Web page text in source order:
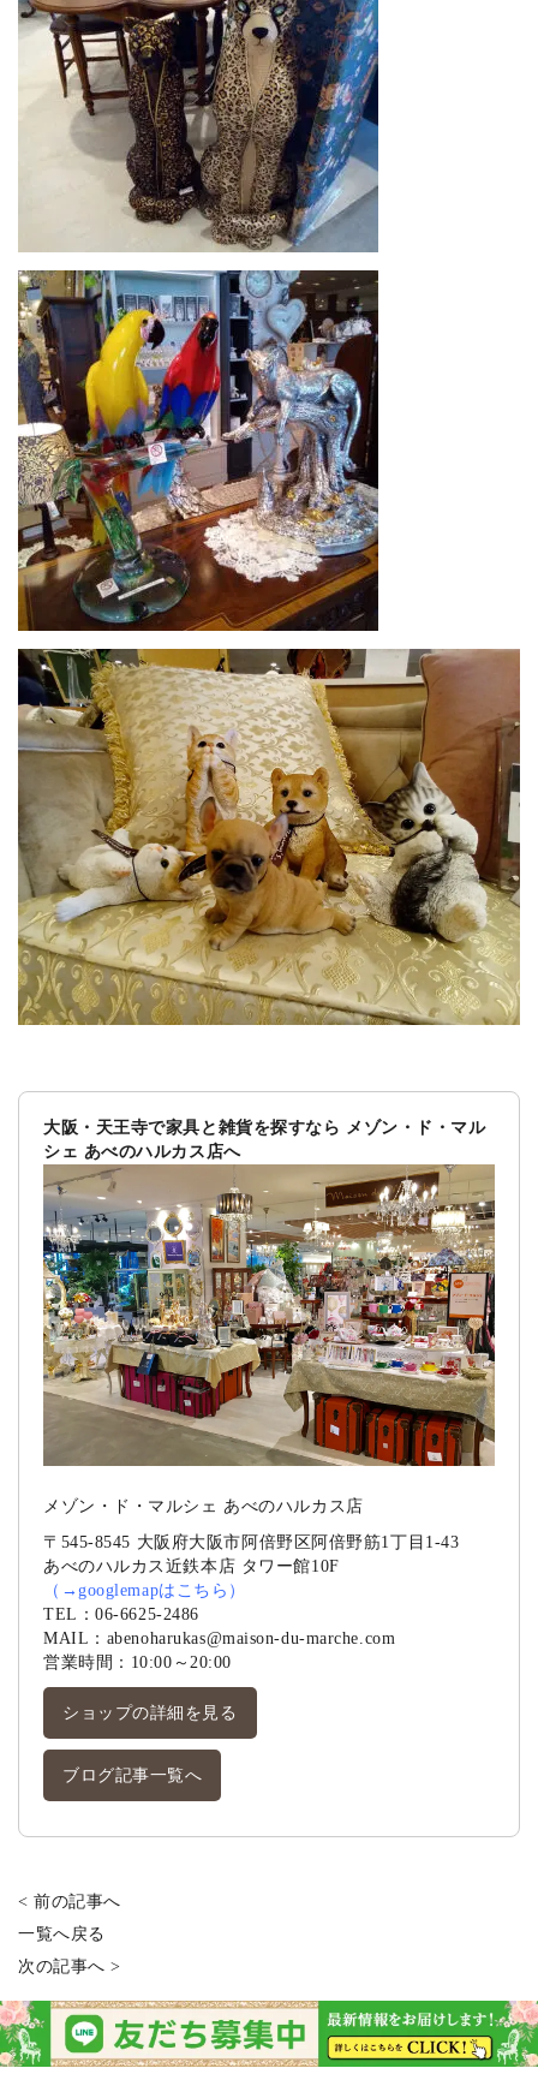
大阪・天王寺で家具と雑貨を探すなら メゾン・ド・マル
シェ あべのハルカス店へ
メゾン・ド・マルシェ あべのハルカス店
〒545-8545 大阪府大阪市阿倍野区阿倍野筋1丁目1-43
あべのハルカス近鉄本店 タワー館10F
（ →googlemapはこちら ）
TEL：06-6625-2486
MAIL： abenoharukas@maison-du-marche.com
営業時間：10:00～20:00
ショップの詳細を見る
ブログ記事一覧へ
< 前の記事へ
一覧へ戻る
次の記事へ >